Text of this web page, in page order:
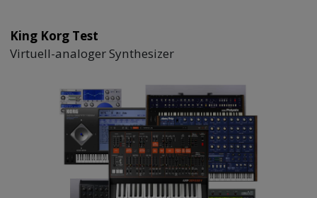
King Korg Test
Virtuell-analoger Synthesizer